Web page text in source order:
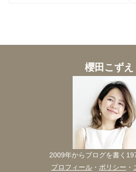
櫻田こずえ
2009年からブログを書く
プロフィール ・ ポリシー ・